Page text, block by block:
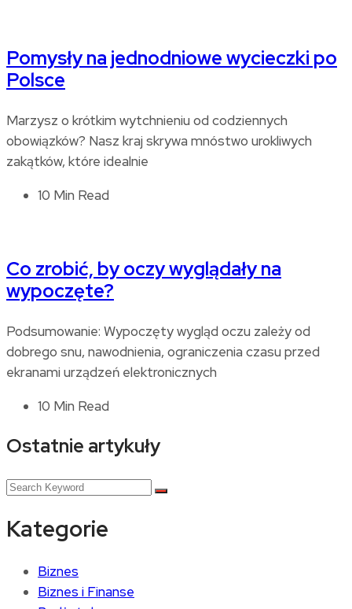
Pomysły na jednodniowe wycieczki po
Polsce
Marzysz o krótkim wytchnieniu od codziennych
obowiązków? Nasz kraj skrywa mnóstwo urokliwych
zakątków, które idealnie
10 Min Read
Co zrobić, by oczy wyglądały na
wypoczęte?
Podsumowanie: Wypoczęty wygląd oczu zależy od
dobrego snu, nawodnienia, ograniczenia czasu przed
ekranami urządzeń elektronicznych
10 Min Read
Ostatnie artykuły
Kategorie
Biznes
Biznes i Finanse